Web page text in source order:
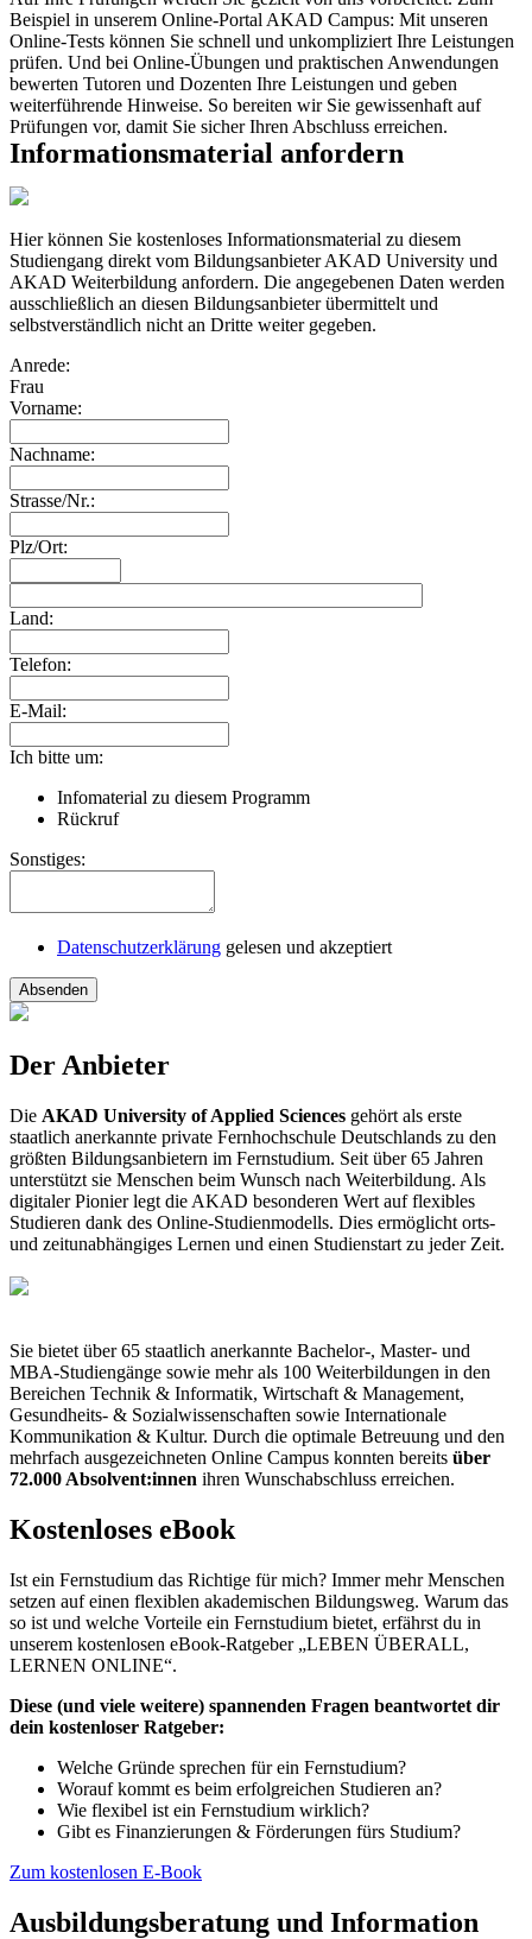
Beispiel in unserem Online-Portal AKAD Campus: Mit unseren
Online-Tests können Sie schnell und unkompliziert Ihre Leistungen
prüfen. Und bei Online-Übungen und praktischen Anwendungen
bewerten Tutoren und Dozenten Ihre Leistungen und geben
weiterführende Hinweise. So bereiten wir Sie gewissenhaft auf
Prüfungen vor, damit Sie sicher Ihren Abschluss erreichen.
Informationsmaterial anfordern
Hier können Sie kostenloses Informationsmaterial zu diesem
Studiengang direkt vom Bildungsanbieter AKAD University und
AKAD Weiterbildung anfordern. Die angegebenen Daten werden
ausschließlich an diesen Bildungsanbieter übermittelt und
selbstverständlich nicht an Dritte weiter gegeben.
Anrede:
Frau
Vorname:
Nachname:
Strasse/Nr.:
Plz/Ort:
Land:
Telefon:
E-Mail:
Ich bitte um:
Infomaterial zu diesem Programm
Rückruf
Sonstiges:
Datenschutzerklärung gelesen und akzeptiert
Absenden
Der Anbieter
Die AKAD University of Applied Sciences gehört als erste
staatlich anerkannte private Fernhochschule Deutschlands zu den
größten Bildungsanbietern im Fernstudium. Seit über 65 Jahren
unterstützt sie Menschen beim Wunsch nach Weiterbildung. Als
digitaler Pionier legt die AKAD besonderen Wert auf flexibles
Studieren dank des Online-Studienmodells. Dies ermöglicht orts-
und zeitunabhängiges Lernen und einen Studienstart zu jeder Zeit.
Sie bietet über 65 staatlich anerkannte Bachelor-, Master- und
MBA-Studiengänge sowie mehr als 100 Weiterbildungen in den
Bereichen Technik & Informatik, Wirtschaft & Management,
Gesundheits- & Sozialwissenschaften sowie Internationale
Kommunikation & Kultur. Durch die optimale Betreuung und den
mehrfach ausgezeichneten Online Campus konnten bereits über
72.000 Absolvent:innen ihren Wunschabschluss erreichen.
Kostenloses eBook
Ist ein Fernstudium das Richtige für mich? Immer mehr Menschen
setzen auf einen flexiblen akademischen Bildungsweg. Warum das
so ist und welche Vorteile ein Fernstudium bietet, erfährst du in
unserem kostenlosen eBook-Ratgeber „LEBEN ÜBERALL,
LERNEN ONLINE“.
Diese (und viele weitere) spannenden Fragen beantwortet dir
dein kostenloser Ratgeber:
Welche Gründe sprechen für ein Fernstudium?
Worauf kommt es beim erfolgreichen Studieren an?
Wie flexibel ist ein Fernstudium wirklich?
Gibt es Finanzierungen & Förderungen fürs Studium?
Zum kostenlosen E-Book
Ausbildungsberatung und Information